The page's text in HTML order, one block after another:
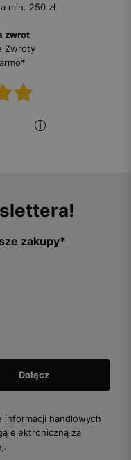
min. 250 zł
zwrot
Zwroty
zakupy*
informacji handlowych
elektroniczną za